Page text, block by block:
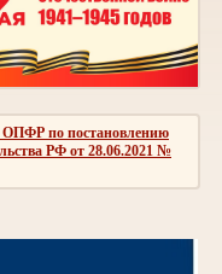
ОПФР по постановлению
РФ от 28.06.2021 №